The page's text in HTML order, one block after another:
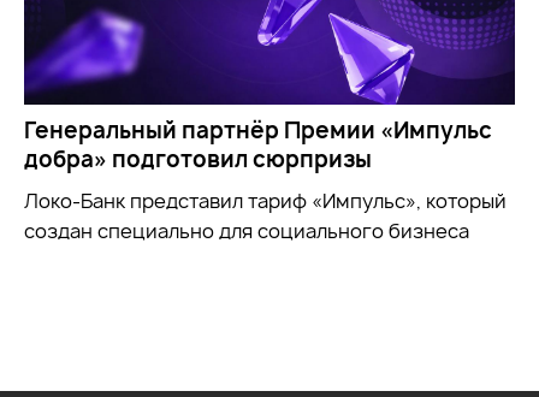
Генеральный партнёр Премии «Импульс
добра» подготовил сюрпризы
Локо-Банк представил тариф «Импульс», который
создан специально для социального бизнеса